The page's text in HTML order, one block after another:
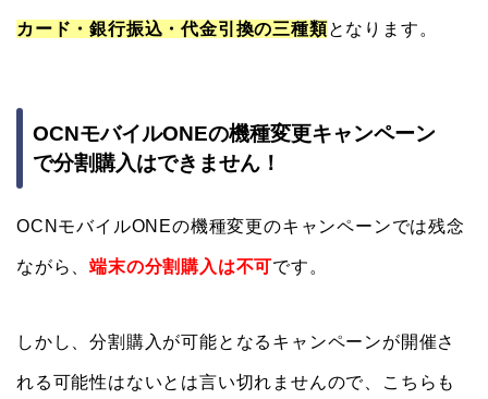
カード・銀行振込・代金引換の三種類となります。
OCNモバイルONEの機種変更キャンペーン
で分割購入はできません！
OCNモバイルONEの機種変更のキャンペーンでは残念
ながら、端末の分割購入は不可 です。
しかし、分割購入が可能となるキャンペーンが開催さ
れる可能性はないとは言い切れませんので、こちらも